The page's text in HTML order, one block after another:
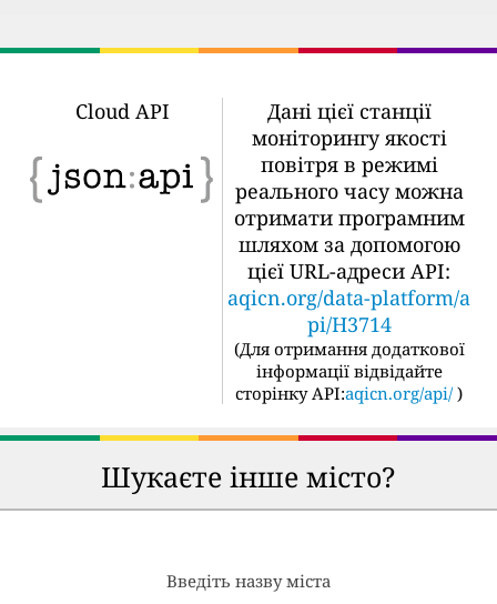
Cloud API
Дані цієї станції
моніторингу якості
повітря в режимі
реального часу можна
отримати програмним
шляхом за допомогою
цієї URL-адреси API:
aqicn.org/data-platform/a
pi/H3714
(Для отримання додаткової
інформації відвідайте
сторінку API:aqicn.org/api/ )
Шукаєте інше місто?
Введіть назву міста